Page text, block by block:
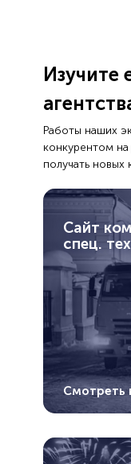
Изучите
Работы наших
конкурентом
получать новых
Сайт
спец.
Смотреть